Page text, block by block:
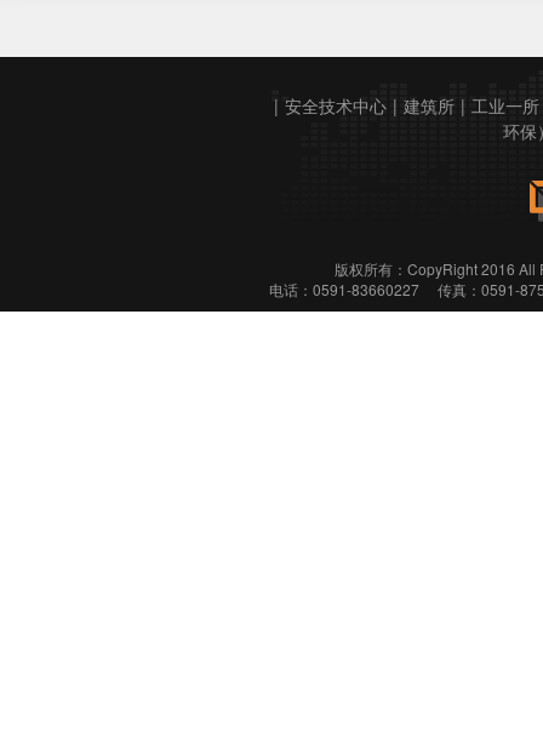
| 安全技术中心 | 建筑所 | 工业一所
环保
版权所有：CopyRight 2016
电话：0591-83660227 传真：0591-